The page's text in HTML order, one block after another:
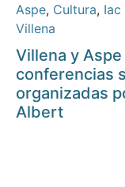
Aspe, Cultura,
Villena
Villena y
conferencias
organizadas
Albert